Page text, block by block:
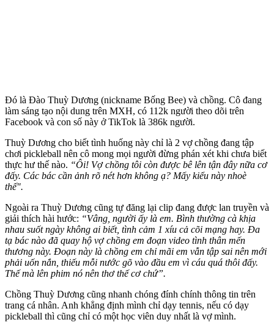
Đó là Đào Thuỳ Dương (nickname Bống Bee) và chồng. Cô đang
làm sáng tạo nội dung trên MXH, có 112k người theo dõi trên
Facebook và con số này ở TikTok là 386k người.
Thuỳ Dương cho biết tình huống này chỉ là 2 vợ chồng đang tập
chơi pickleball nên cô mong mọi người đừng phán xét khi chưa biết
thực hư thế nào. “Ôi! Vợ chồng tôi còn được bê lên tận đây nữa cơ
đấy. Các bác cần ảnh rõ nét hơn không ạ? Mấy kiểu này nhoè
thế".
Ngoài ra Thuỳ Dương cũng tự đăng lại clip đang được lan truyền và
giải thích hài hước: “Vâng, người ấy là em. Bình thường cà khịa
nhau suốt ngày không ai biết, tình cảm 1 xíu cả cõi mạng hay. Đa
tạ bác nào đã quay hộ vợ chồng em đoạn video tình thân mến
thương này. Đoạn này là chồng em chỉ mãi em vẫn tập sai nên mới
phải uốn nắn, thiếu mỗi nước gõ vào đầu em vì cáu quá thôi đấy.
Thế mà lên phim nó nên thơ thế cơ chứ”.
Chồng Thuỳ Dương cũng nhanh chóng đính chính thông tin trên
trang cá nhân. Anh khẳng định mình chỉ dạy tennis, nếu có dạy
pickleball thì cũng chỉ có một học viên duy nhất là vợ mình.